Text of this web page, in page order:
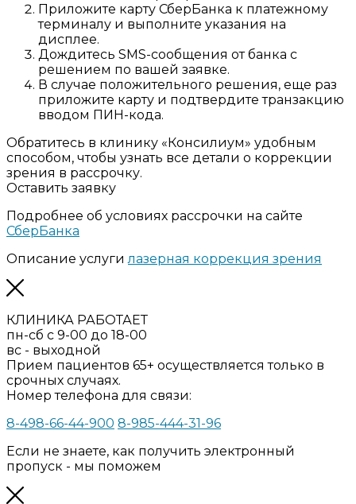
Приложите карту СберБанка к платежному
терминалу и выполните указания на
дисплее.
Дождитесь SMS-сообщения от банка с
решением по вашей заявке.
В случае положительного решения, еще раз
приложите карту и подтвердите транзакцию
вводом ПИН-кода.
Обратитесь в клинику «Консилиум» удобным
способом, чтобы узнать все детали о коррекции
зрения в рассрочку.
Оставить заявку
Подробнее об условиях рассрочки на сайте
СберБанка
Описание услугилазерная коррекция зрения
КЛИНИКА РАБОТАЕТ
пн-сб с 9-00 до 18-00
вс - выходной
Прием пациентов 65+ осуществляется только в
срочных случаях.
Номер телефона для связи:
8-498-66-44-900 8-985-444-31-96
Если не знаете, как получить электронный
пропуск - мы поможем